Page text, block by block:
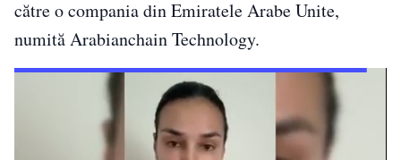
către o compania din Emiratele Arabe Unite,
numită Arabianchain Technology.